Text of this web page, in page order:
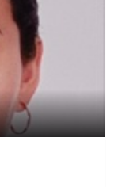
básicas de la
emocional
Además, cuento